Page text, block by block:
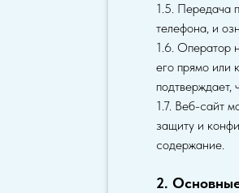
1.5. Передача
телефона, и
1.6. Оператор
его прямо или
подтверждает,
1.7. Веб-сайт
защиту и
содержание.
2.